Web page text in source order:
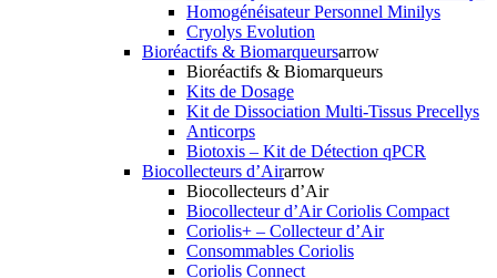
Homogénéisateur Personnel Minilys
Cryolys Evolution
Bioréactifs & Biomarqueursarrow
Bioréactifs & Biomarqueurs
Kits de Dosage
Kit de Dissociation Multi-Tissus Precellys
Anticorps
Biotoxis – Kit de Détection qPCR
Biocollecteurs d’Airarrow
Biocollecteurs d’Air
Biocollecteur d’Air Coriolis Compact
Coriolis+ – Collecteur d’Air
Consommables Coriolis
Coriolis Connect